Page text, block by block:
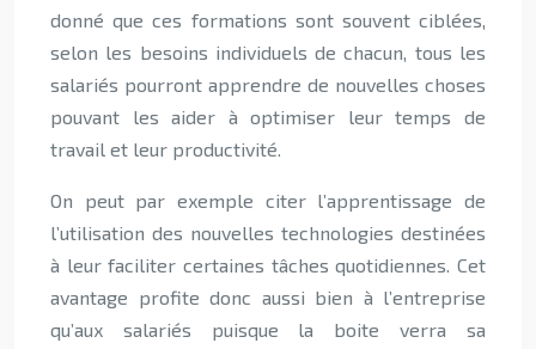
donné que ces formations sont souvent ciblées,
selon les besoins individuels de chacun, tous les
salariés pourront apprendre de nouvelles choses
pouvant les aider à optimiser leur temps de
travail et leur productivité.
On peut par exemple citer l’apprentissage de
l’utilisation des nouvelles technologies destinées
à leur faciliter certaines tâches quotidiennes. Cet
avantage profite donc aussi bien à l’entreprise
qu’aux salariés puisque la boite verra sa